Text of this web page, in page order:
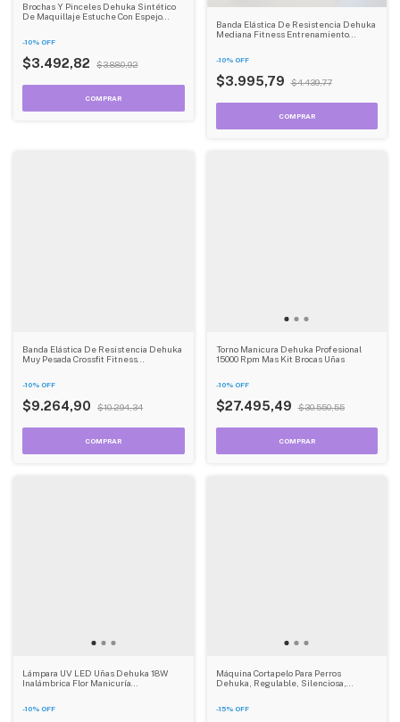
Brochas Y Pinceles Dehuka Sintético
De Maquillaje Estuche Con Espejo
-10% OFF
$3.492,82 $3.880,92
Banda Elástica De Resistencia Dehuka
Mediana Fitness Entrenamiento
-10% OFF
$3.995,79 $4.439,77
Banda Elástica De Resistencia Dehuka
Muy Pesada Crossfit Fitness
-10% OFF
$9.264,90 $10.294,34
Torno Manicura Dehuka Profesional
15000 Rpm Mas Kit Brocas Uñas
-10% OFF
$27.495,49 $30.550,55
Lámpara UV LED Uñas Dehuka 18W
Inalámbrica Flor Manicuría
-10% OFF
Máquina Cortapelo Para Perros
Dehuka, Regulable, Silenciosa,
-15% OFF